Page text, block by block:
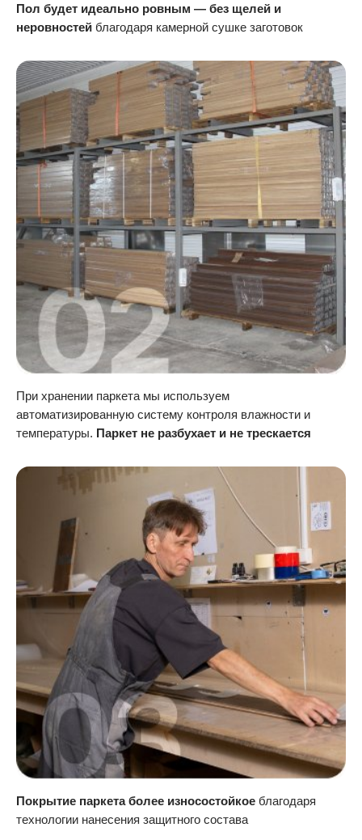
Пол будет идеально ровным — без щелей и
неровностей благодаря камерной сушке заготовок
При хранении паркета мы используем
автоматизированную систему контроля влажности и
температуры. Паркет не разбухает и не трескается
Покрытие паркета более износостойкое благодаря
технологии нанесения защитного состава